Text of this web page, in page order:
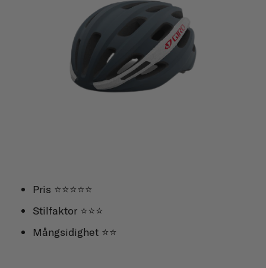
Pris ⭐⭐⭐⭐⭐
Stilfaktor ⭐⭐⭐
Mångsidighet ⭐⭐